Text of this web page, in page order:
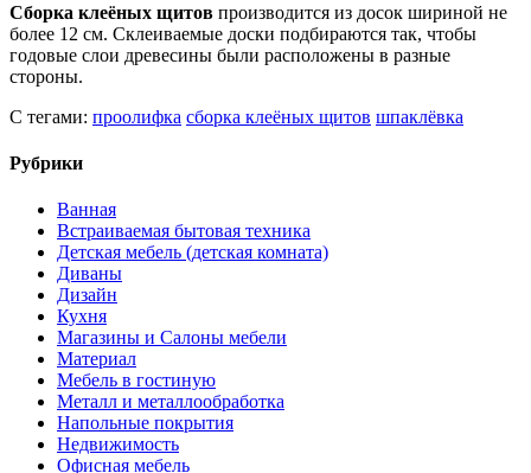
Сборка клеёных щитов производится из досок шириной не
более 12 см. Склеиваемые доски подбираются так, чтобы
годовые слои древесины были расположены в разные
стороны.
С тегами: проолифка сборка клеёных щитов шпаклёвка
Рубрики
Ванная
Встраиваемая бытовая техника
Детская мебель (детская комната)
Диваны
Дизайн
Кухня
Магазины и Салоны мебели
Материал
Мебель в гостиную
Металл и металлообработка
Напольные покрытия
Недвижимость
Офисная мебель